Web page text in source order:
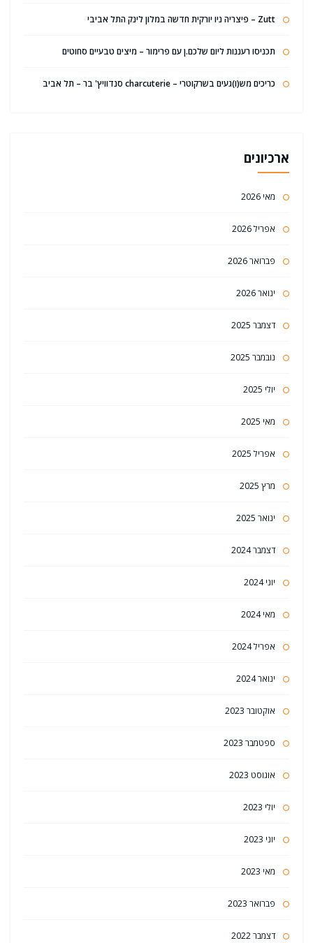
Zutt – פיצריה ניו יורקית חדשה במלון לינק התל אביבי
תכניסו רעננות ליום שלכם.ן עם פרימור – מיצים טבעיים סחוטים
כריכים מש(ו)געים בשרקוטרי – charcuterie סנדוויץ' בר – תל אביב
ארכיונים
מאי 2026
אפריל 2026
פברואר 2026
ינואר 2026
דצמבר 2025
נובמבר 2025
יולי 2025
מאי 2025
אפריל 2025
מרץ 2025
ינואר 2025
דצמבר 2024
יוני 2024
מאי 2024
אפריל 2024
ינואר 2024
אוקטובר 2023
ספטמבר 2023
אוגוסט 2023
יולי 2023
יוני 2023
מאי 2023
פברואר 2023
דצמבר 2022